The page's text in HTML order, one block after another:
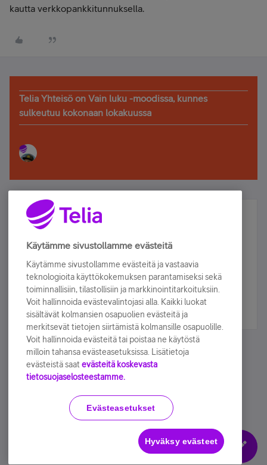
kautta verkkopankkitunnuksella.
Telia Yhteisö on Vain luku -moodissa, kunnes
sulkeutuu kokonaan lokakuussa
Älä jää paitsi – osallistu ja voita!
Tilaa Telian uutiskirje ja olet mukana arvonnassa.
sähköpostiisi.
Tilaa nyt
Käyttöehdot Accessibility statement
Evästeasetukset
Käytämme sivustollamme evästeitä
Käytämme sivustollamme evästeitä ja vastaavia
teknologioita käyttökokemuksen parantamiseksi sekä
toiminnallisiin, tilastollisiin ja markkinointitarkoituksiin.
Voit hallinnoida evästevalintojasi alla. Kaikki luokat
sisältävät kolmansien osapuolien evästeitä ja
merkitsevät tietojen siirtämistä kolmansille osapuolille.
Voit hallinnoida evästeitä tai poistaa ne käytöstä
milloin tahansa evästeasetuksissa. Lisätietoja
evästeistä saat evästeitä koskevasta
tietosuojaselosteestamme.
Evästeasetukset
Hyväksy evästeet